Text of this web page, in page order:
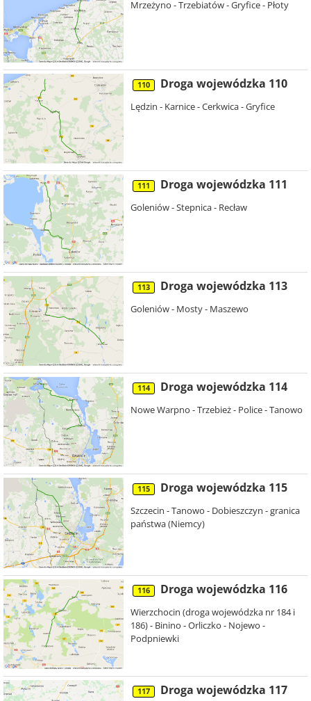
Mrzeżyno - Trzebiatów - Gryfice - Płoty
110 Droga wojewódzka 110
Lędzin - Karnice - Cerkwica - Gryfice
111 Droga wojewódzka 111
Goleniów - Stepnica - Recław
113 Droga wojewódzka 113
Goleniów - Mosty - Maszewo
114 Droga wojewódzka 114
Nowe Warpno - Trzebież - Police - Tanowo
115 Droga wojewódzka 115
Szczecin - Tanowo - Dobieszczyn - granica
państwa (Niemcy)
116 Droga wojewódzka 116
Wierzchocin (droga wojewódzka nr 184 i
186) - Binino - Orliczko - Nojewo -
Podpniewki
117 Droga wojewódzka 117